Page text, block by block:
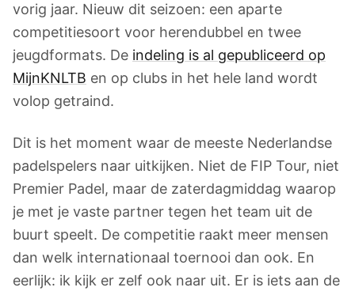
vorig jaar. Nieuw dit seizoen: een aparte
competitiesoort voor herendubbel en twee
jeugdformats. De indeling is al gepubliceerd op
MijnKNLTB en op clubs in het hele land wordt
volop getraind.
Dit is het moment waar de meeste Nederlandse
padelspelers naar uitkijken. Niet de FIP Tour, niet
Premier Padel, maar de zaterdagmiddag waarop
je met je vaste partner tegen het team uit de
buurt speelt. De competitie raakt meer mensen
dan welk internationaal toernooi dan ook. En
eerlijk: ik kijk er zelf ook naar uit. Er is iets aan de